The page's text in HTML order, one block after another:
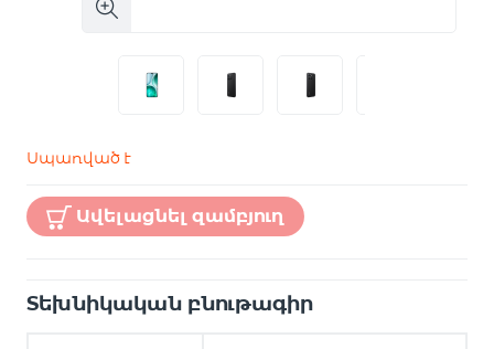
Սպառված է
Ավելացնել զամբյուղ
Տեխնիկական բնութագիր